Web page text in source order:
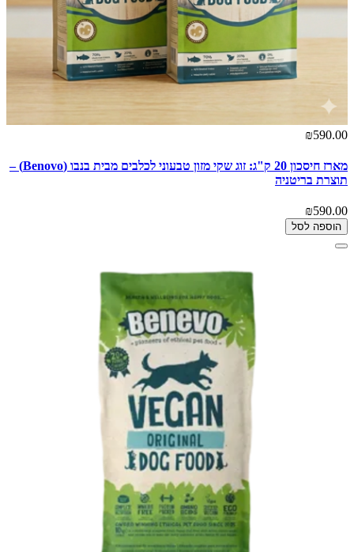
₪590.00
מארז חיסכון 20 ק"ג: זוג שקי מזון טבעוני לכלבים מבית בנבו (Benovo) –
תוצרת בריטניה
₪590.00
הוספה לסל